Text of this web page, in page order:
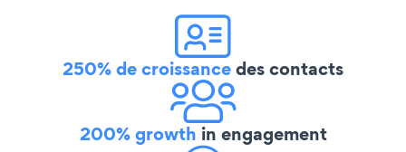
250% de croissancedes contacts
200% growth in engagement